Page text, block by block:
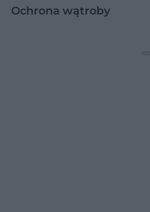
Ochrona wątroby